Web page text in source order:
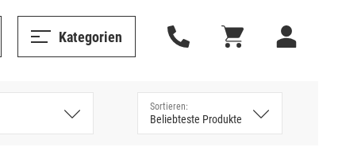
Kategorien